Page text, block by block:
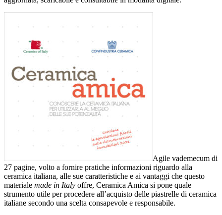
Agile vademecum di
27 pagine, volto a fornire pratiche informazioni riguardo alla
ceramica italiana, alle sue caratteristiche e ai vantaggi che questo
materiale made in Italy offre, Ceramica Amica si pone quale
strumento utile per procedere all’acquisto delle piastrelle di ceramica
italiane secondo una scelta consapevole e responsabile.